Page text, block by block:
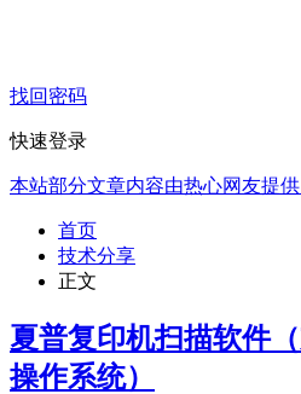
找回密码
快速登录
本站部分文章内容由热心网友提供
首页
技术分享
正文
夏普复印机扫描软件
操作系统）